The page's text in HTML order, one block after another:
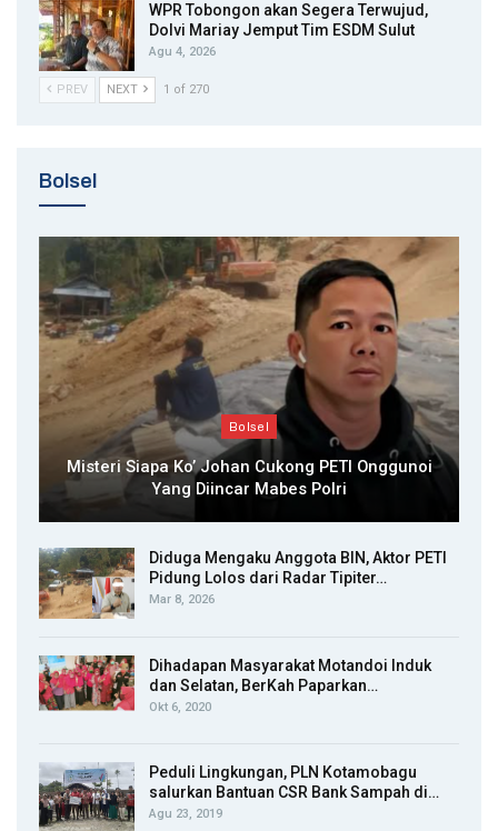
WPR Tobongon akan Segera Terwujud,
Dolvi Mariay Jemput Tim ESDM Sulut
Agu 4, 2026
PREV NEXT 1 of 270
Bolsel
Bolsel
Misteri Siapa Ko’ Johan Cukong PETI Onggunoi
Yang Diincar Mabes Polri
Diduga Mengaku Anggota BIN, Aktor PETI
Pidung Lolos dari Radar Tipiter…
Mar 8, 2026
Dihadapan Masyarakat Motandoi Induk
dan Selatan, BerKah Paparkan…
Okt 6, 2020
Peduli Lingkungan, PLN Kotamobagu
salurkan Bantuan CSR Bank Sampah di…
Agu 23, 2019